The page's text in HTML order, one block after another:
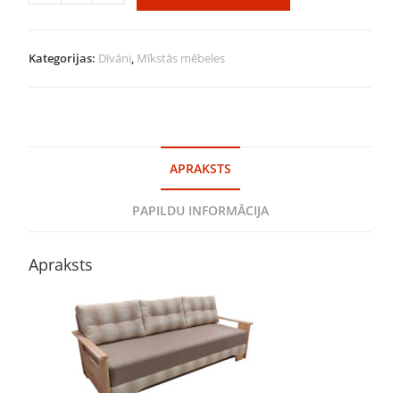
Kategorijas: Dīvāni, Mīkstās mēbeles
APRAKSTS
PAPILDU INFORMĀCIJA
Apraksts